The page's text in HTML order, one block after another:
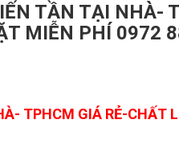
TẦN TẠI NHÀ-
MIỄN PHÍ 0972
TPHCM GIÁ RẺ-CHẤT